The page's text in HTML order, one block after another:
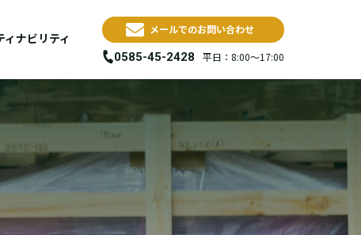
ィナビリティ
メールでのお問い合わせ
0585-45-2428 平日：8:00～17:00